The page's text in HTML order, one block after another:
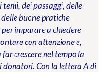
temi, dei passaggi, delle
delle buone pratiche
imparare a chiedere
con attenzione e,
crescere nel tempo la
donatori. Con la lettera A di